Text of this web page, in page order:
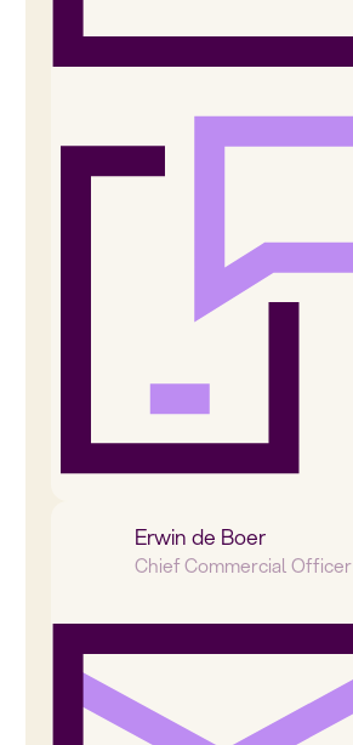
Erwin de Boer
Chief Commercial Officer